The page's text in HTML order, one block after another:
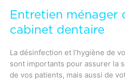
Entretien ménager
cabinet dentaire
La désinfection et l’hygiène de
sont importants pour assurer la
de vos patients, mais aussi de